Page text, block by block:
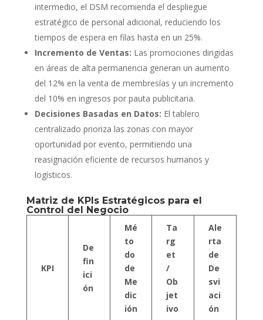
intermedio, el DSM recomienda el despliegue
estratégico de personal adicional, reduciendo los
tiempos de espera en filas hasta en un 25%.
Incremento de Ventas: Las promociones dirigidas
en áreas de alta permanencia generan un aumento
del 12% en la venta de membresías y un incremento
del 10% en ingresos por pauta publicitaria.
Decisiones Basadas en Datos: El tablero
centralizado prioriza las zonas con mayor
oportunidad por evento, permitiendo una
reasignación eficiente de recursos humanos y
logísticos.
Matriz de KPIs Estratégicos para el
Control del Negocio
KPI
De
fin
ici
ón
Mé
to
do
de
Me
dic
ión
Ta
rg
et
/
Ob
jet
ivo
Ale
rta
de
De
svi
aci
ón